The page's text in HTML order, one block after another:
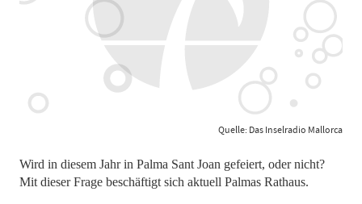
Quelle: Das Inselradio Mallorca
Wird in diesem Jahr in Palma Sant Joan gefeiert, oder nicht?
Mit dieser Frage beschäftigt sich aktuell Palmas Rathaus.